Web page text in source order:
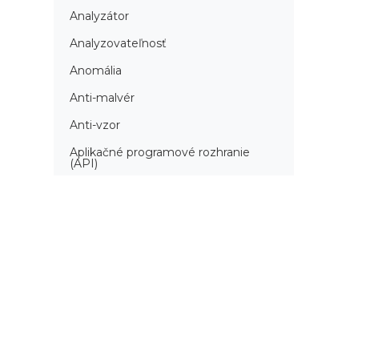
Analyzátor
Analyzovateľnosť
Anomália
Anti-malvér
Anti-vzor
Aplikačné programové rozhranie
(API)